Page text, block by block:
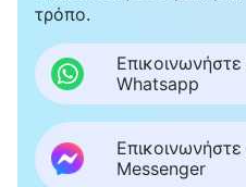
σκεφτόμουν πώς να
λεπτά, για να μην
άλλων και τους θίγω.
πρόβλημα μα δεν το
τυχόν πει κανείς ότι
τρόπο.
Whatsapp
Messenger